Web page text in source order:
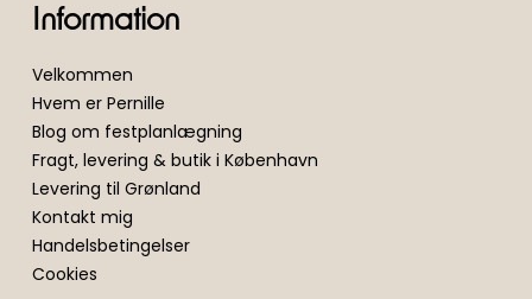
Information
Velkommen
Hvem er Pernille
Blog om festplanlægning
Fragt, levering & butik i København
Levering til Grønland
Kontakt mig
Handelsbetingelser
Cookies